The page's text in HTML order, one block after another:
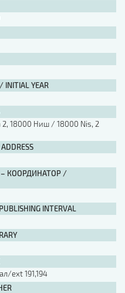
YEAR
2, 18000 Ниш / 18000 Nis, 2
– КООРДИНАТОР /
INTERVAL
ext 191,194